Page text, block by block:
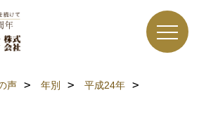
声 年別
平成24年